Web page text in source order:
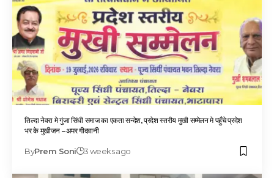
तिल्दा नेवरा मे गुंजा सिंधी समाज का एकता सन्देश, प्रदेश स्तरीय मुखी सम्मेलन मे पहुँचे प्रदेश
भर के मुखीजन –अमर गीदवानी
ByPrem Soni 3 weeks ago